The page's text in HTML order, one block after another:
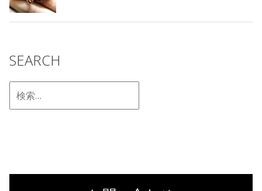
SEARCH